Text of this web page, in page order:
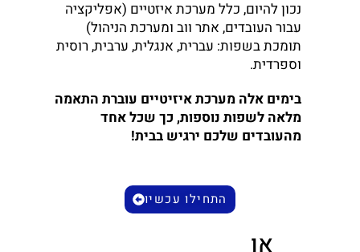
נכון להיום, כלל מערכת איזטיים (אפליקציה
עבור העובדים, אתר ווב ומערכת הניהול)
תומכת בשפות: עברית, אנגלית, ערבית, רוסית
וספרדית.
בימים אלה מערכת איזיטיים עוברת התאמה
מלאה לשפות נוספות, כך שכל אחד
מהעובדים שלכם ירגיש בבית!
התחילו עכשיו
או